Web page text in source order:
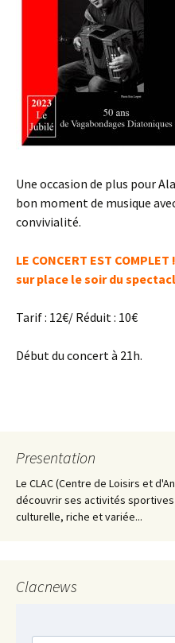
Une occasion de plus pour
bon moment de musique
convivialité.
LE CONCERT EST
sur place le soir du
Tarif : 12€/ Réduit : 10€
Début du concert à 21h.
Presentation
Le CLAC (Centre de Loisirs et
découvrir ses activités
culturelle, riche et variée...
Clacnews